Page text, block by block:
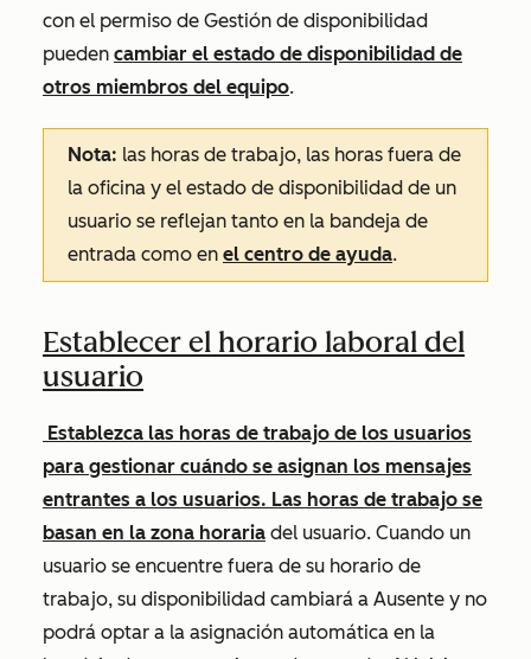
con el permiso de Gestión de disponibilidad
pueden cambiar el estado de disponibilidad de
otros miembros del equipo.
Nota: las horas de trabajo, las horas fuera de
la oficina y el estado de disponibilidad de un
usuario se reflejan tanto en la bandeja de
entrada como en el centro de ayuda.
Establecer el horario laboral del
usuario
Establezca las horas de trabajo de los usuarios
para gestionar cuándo se asignan los mensajes
entrantes a los usuarios. Las horas de trabajo se
basan en la zona horaria del usuario. Cuando un
usuario se encuentre fuera de su horario de
trabajo, su disponibilidad cambiará a Ausente y no
podrá optar a la asignación automática en la